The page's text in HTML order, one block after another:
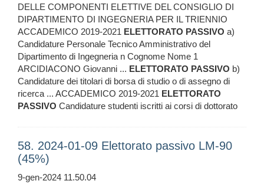
DELLE COMPONENTI ELETTIVE DEL CONSIGLIO DI
DIPARTIMENTO DI INGEGNERIA PER IL TRIENNIO
ACCADEMICO 2019-2021 ELETTORATO PASSIVO a)
Candidature Personale Tecnico Amministrativo del
Dipartimento di Ingegneria n Cognome Nome 1
ARCIDIACONO Giovanni ... ELETTORATO PASSIVO b)
Candidature dei titolari di borsa di studio o di assegno di
ricerca ... ACCADEMICO 2019-2021 ELETTORATO
PASSIVO Candidature studenti iscritti ai corsi di dottorato
58. 2024-01-09 Elettorato passivo LM-90
(45%)
9-gen-2024 11.50.04